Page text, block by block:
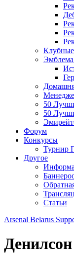
50
50
Форум
Конкурсы
Турнир
Другое
Статьи
Arsenal Belarus